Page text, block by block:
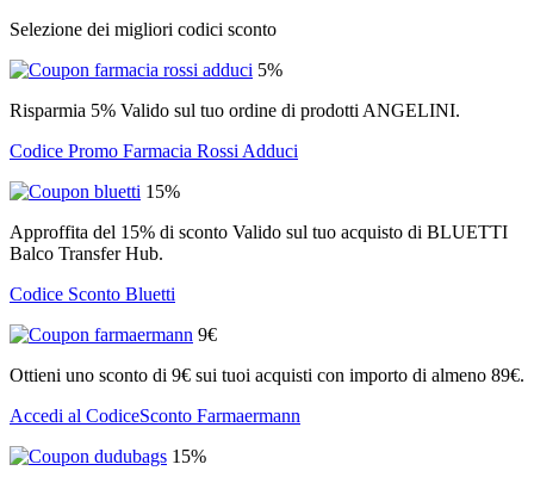
Selezione dei migliori codici sconto
5%
Risparmia 5% Valido sul tuo ordine di prodotti ANGELINI.
Codice Promo Farmacia Rossi Adduci
15%
Approffita del 15% di sconto Valido sul tuo acquisto di BLUETTI
Balco Transfer Hub.
Codice Sconto Bluetti
9€
Ottieni uno sconto di 9€ sui tuoi acquisti con importo di almeno 89€.
Accedi al CodiceSconto Farmaermann
15%